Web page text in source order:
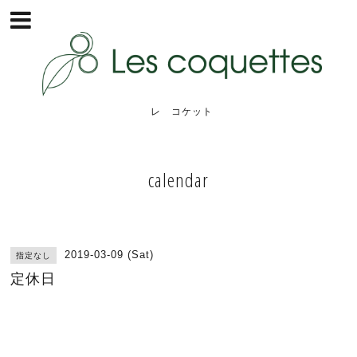
レ コケット
calendar
指定なし 2019-03-09 (Sat)
定休日